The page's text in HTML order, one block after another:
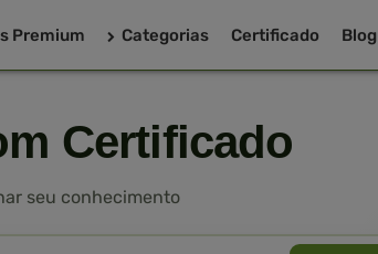
Premium Categorias Certificado Blog
Certificado
seu conhecimento